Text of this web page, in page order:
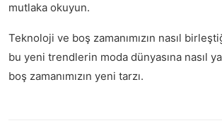
mutlaka okuyun.
Teknoloji ve boş zamanımızın nasıl
bu yeni trendlerin moda dünyasına nasıl
boş zamanımızın yeni tarzı.